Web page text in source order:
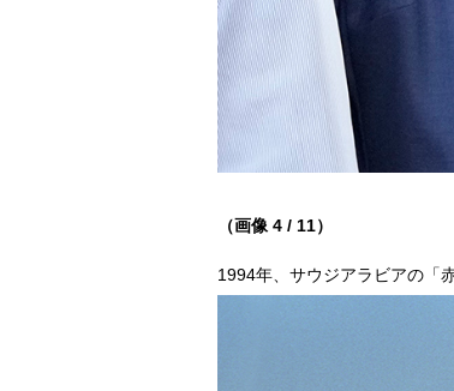
（画像 4 / 11）
1994年、サウジアラビアの「